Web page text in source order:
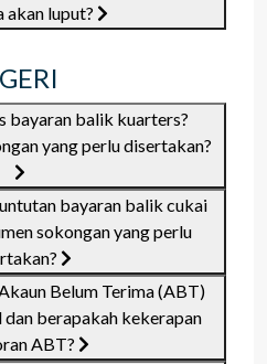
akan luput?
bayaran balik kuarters?
bayaran balik cukai
sokongan yang perlu
Belum Terima (ABT)
dan berapakah kekerapan
ABT?